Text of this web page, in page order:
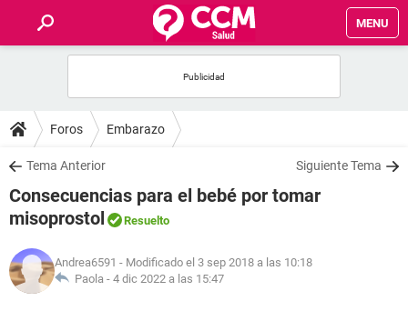
MENU
FOROS
SALUD
FAMILIA
NUTRICIÓN
Foros Embarazo
Tema Anterior Siguiente Tema
Consecuencias para el bebé por tomar
misoprostol
Resuelto
Andrea6591 - Modificado el 3 sep 2018 a las 10:18
Paola - 4 dic 2022 a las 15:47